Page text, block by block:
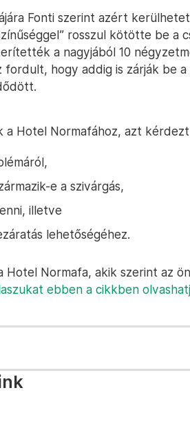
Fonti szerint azért
rosszul kötötte be a
a nagyjából 10
fordult, hogy addig is zárják be
a Hotel Normafához, azt
e a szivárgás,
illetve
lehetőségéhez.
Hotel Normafa, akik szerint az
ebben a cikkben